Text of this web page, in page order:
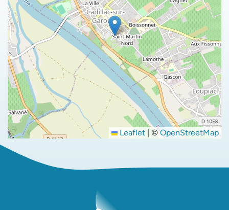
Leaflet | ©OpenStreetMap